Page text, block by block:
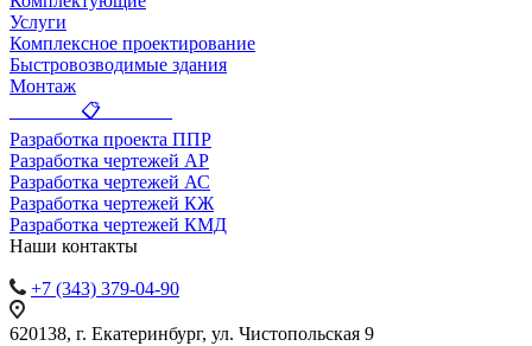
Услуги
Комплексное проектирование
Быстровозводимые здания
Монтаж
_______ 📋 _______
Разработка проекта ППР
Разработка чертежей АР
Разработка чертежей АС
Разработка чертежей КЖ
Разработка чертежей КМД
Наши контакты
+7 (343) 379-04-90
620138, г. Екатеринбург, ул. Чистопольская 9